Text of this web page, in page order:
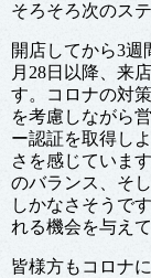
そろそろ次のス
開店してから3
月28日以降、来
す。コロナの対
を考慮しながら
ー認証を取得し
さを感じていま
のバランス、そ
しかなさそうで
れる機会を与え
皆様方もコロナ